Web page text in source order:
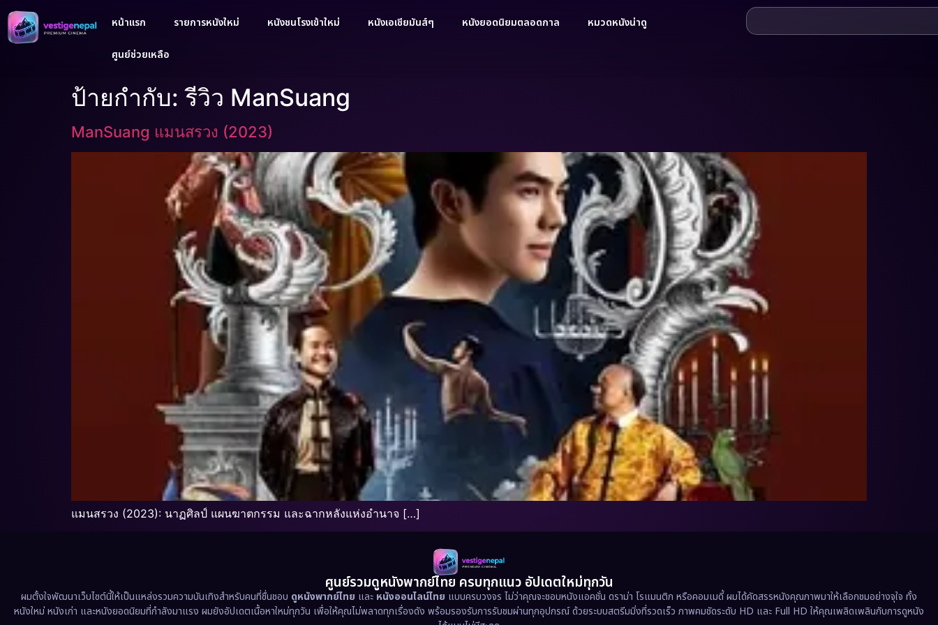
หน้าแรก รายการหนังใหม่ หนังชนโรงเข้าใหม่ หนังเอเชียมันส์ๆ หนังยอดนิยมตลอดกาล หมวดหนังน่าดู
ศูนย์ช่วยเหลือ
ป้ายกำกับ:รีวิว ManSuang
ManSuang แมนสรวง (2023)
แมนสรวง (2023): นาฏศิลป์ แผนฆาตกรรม และฉากหลังแห่งอำนาจ […]
ศูนย์รวมดูหนังพากย์ไทย ครบทุกแนว อัปเดตใหม่ทุกวัน
ผมตั้งใจพัฒนาเว็บไซต์นี้ให้เป็นแหล่งรวมความบันเทิงสำหรับคนที่ชื่นชอบ ดูหนังพากย์ไทย และ หนังออนไลน์ไทย แบบครบวงจร ไม่ว่าคุณจะชอบหนังแอคชั่น ดราม่า โรแมนติก หรือคอมเมดี้ ผมได้คัดสรรหนังคุณภาพมาให้เลือกชมอย่างจุใจ ทั้ง
หนังใหม่ หนังเก่า และหนังยอดนิยมที่กำลังมาแรง ผมยังอัปเดตเนื้อหาใหม่ทุกวัน เพื่อให้คุณไม่พลาดทุกเรื่องดัง พร้อมรองรับการรับชมผ่านทุกอุปกรณ์ ด้วยระบบสตรีมมิ่งที่รวดเร็ว ภาพคมชัดระดับ HD และ Full HD ให้คุณเพลิดเพลินกับการดูหนัง